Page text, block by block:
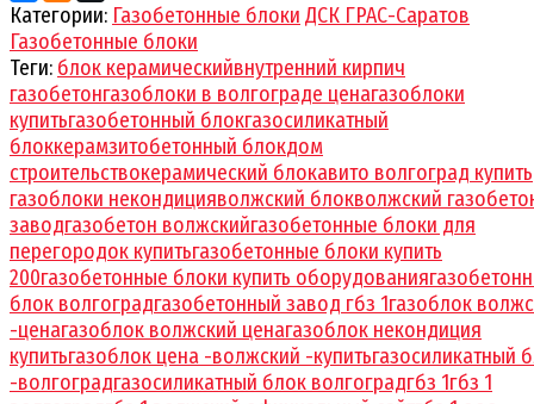
Категории: Газобетонные блоки ДСК ГРАС-Саратов
Газобетонные блоки
Теги: блок керамическийвнутренний кирпич
газобетонгазоблоки в волгограде ценагазоблоки
купитьгазобетонный блокгазосиликатный
блоккерамзитобетонный блокдом
строительствокерамический блокавито волгоград купить
газоблоки некондицияволжский блокволжский
заводгазобетон волжскийгазобетонные блоки для
перегородок купитьгазобетонные блоки купить
200газобетонные блоки купить оборудования
блок волгоградгазобетонный завод гбз 1газоблок
-ценагазоблок волжский ценагазоблок некондиция
купитьгазоблок цена -волжский -купитьгазосиликатный
-волгоградгазосиликатный блок волгоградгбз 1гбз 1